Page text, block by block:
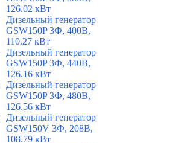
126.02 кВт
Дизельный генератор
GSW150P 3Ф, 400В,
110.27 кВт
Дизельный генератор
GSW150P 3Ф, 440В,
126.16 кВт
Дизельный генератор
GSW150P 3Ф, 480В,
126.56 кВт
Дизельный генератор
GSW150V 3Ф, 208В,
108.79 кВт